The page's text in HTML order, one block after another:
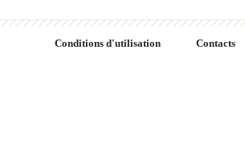
Conditions d'utilisation Contacts